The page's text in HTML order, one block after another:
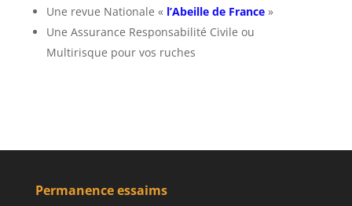
Une revue Nationale « l’Abeille de France »
Une Assurance Responsabilité Civile ou
Multirisque pour vos ruches
Permanence essaims